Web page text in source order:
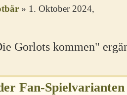
» 1. Oktober 2024,
Gorlots kommen"
Fan-Spielvarianten